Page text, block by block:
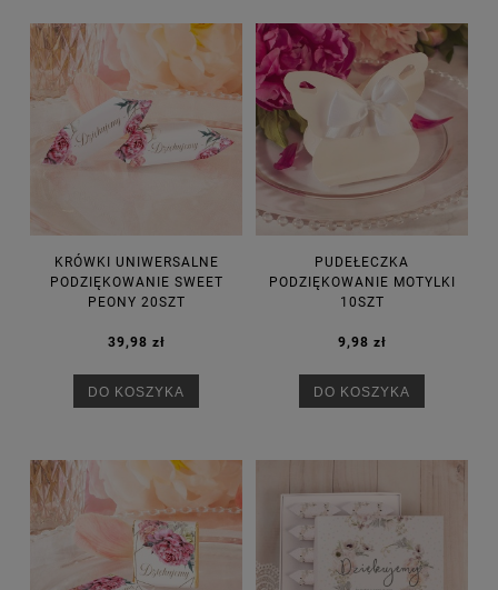
KRÓWKI UNIWERSALNE
PODZIĘKOWANIE SWEET
PEONY 20SZT
39,98 zł
DO KOSZYKA
PUDEŁECZKA
PODZIĘKOWANIE MOTYLKI
10SZT
9,98 zł
DO KOSZYKA